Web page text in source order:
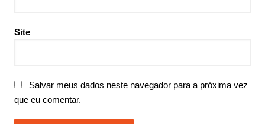
Site
Salvar meus dados neste navegador para a próxima vez
que eu comentar.